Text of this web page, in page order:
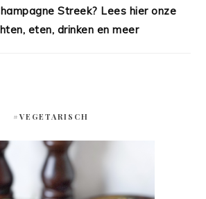
Streek? Lees hier onze
eten, drinken en meer
#VEGETARISCH